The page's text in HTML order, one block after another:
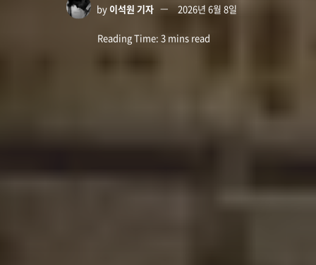
by 이석원 기자 2026년 6월 8일
Reading Time: 3 mins read